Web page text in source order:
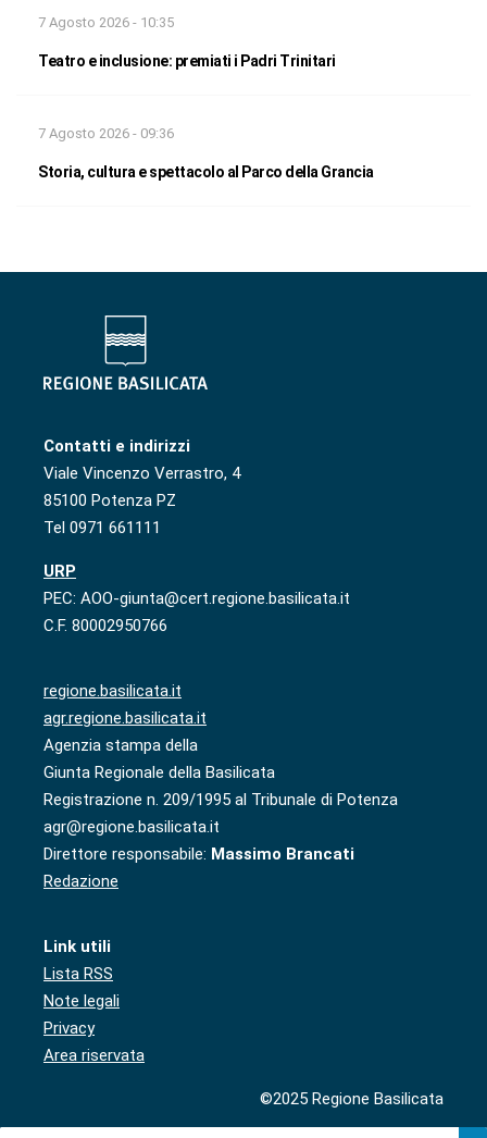
7 Agosto 2026 - 10:35
Teatro e inclusione: premiati i Padri Trinitari
7 Agosto 2026 - 09:36
Storia, cultura e spettacolo al Parco della Grancia
Contatti e indirizzi
Viale Vincenzo Verrastro, 4
85100 Potenza PZ
Tel 0971 661111
URP
PEC: AOO-giunta@cert.regione.basilicata.it
C.F. 80002950766
regione.basilicata.it
agr.regione.basilicata.it
Agenzia stampa della
Giunta Regionale della Basilicata
Registrazione n. 209/1995 al Tribunale di Potenza
agr@regione.basilicata.it
Direttore responsabile: Massimo Brancati
Redazione
Link utili
Lista RSS
Note legali
Privacy
Area riservata
©2025 Regione Basilicata